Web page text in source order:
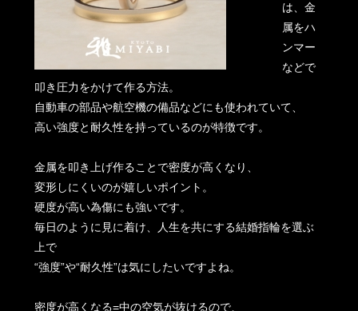
は、金
属をハ
ンマー
などで
叩き圧力をかけて作る方法。
自動車の部品や航空機の備品などにも使われていて、
高い強度と耐久性を持っているのが特徴です。
金属を叩き上げ作ることで密度が高くなり、
変形しにくいのが嬉しいポイント。
硬度が高い為傷にも強いです。
毎日のように見に着け、人生を共にする結婚指輪を選ぶ
上で
“強度”や“耐久性”は気にしたいですよね。
密度が高くなる=中の空気が抜けるので、